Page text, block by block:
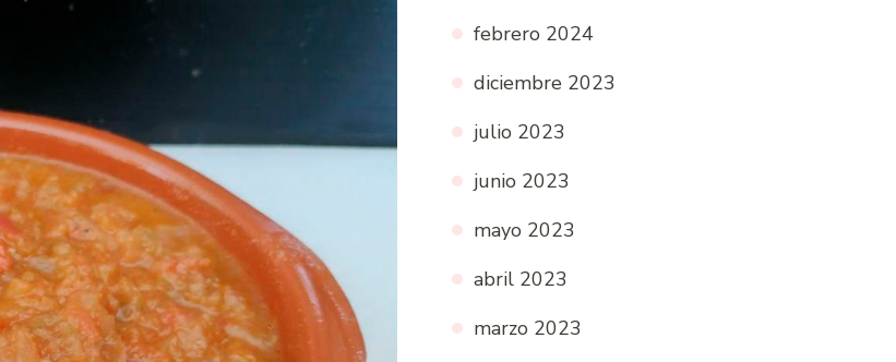
febrero 2024
diciembre 2023
julio 2023
junio 2023
mayo 2023
abril 2023
marzo 2023